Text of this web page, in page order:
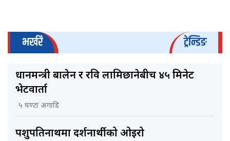
भर्खरै ट्रेन्डिङ
प्रधानमन्त्री बालेन र रवि लामिछानेबीच ४५ मिनेट
भेटवार्ता
५ घण्टा अगाडि
पशुपतिनाथमा दर्शनार्थीको ओइरो